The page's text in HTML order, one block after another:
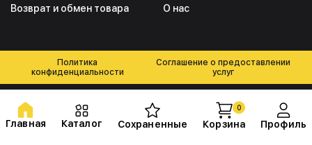
О нас
Возврат и обмен товара
Политика
конфиденциальности
Соглашение о предоставлении
услуг
Главная Каталог Сохраненные Корзина
0
Профиль